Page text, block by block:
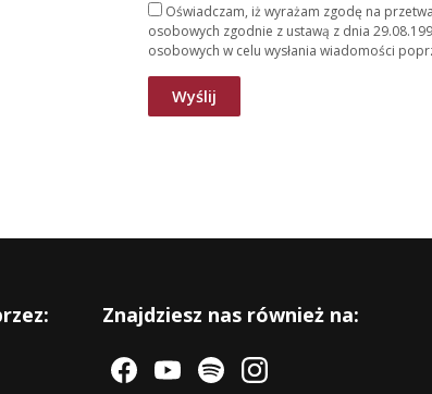
Oświadczam, iż wyrażam zgodę na
osobowych zgodnie z ustawą z dnia
osobowych w celu wysłania wiadomości
Znajdziesz nas również na: